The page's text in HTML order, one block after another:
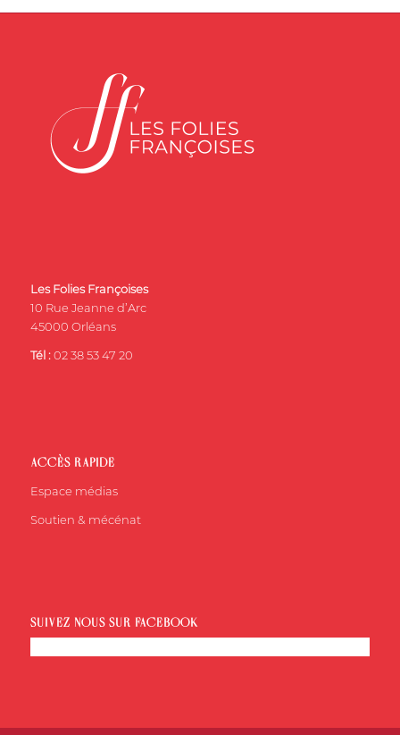
Les Folies Françoises
10 Rue Jeanne d’Arc
45000 Orléans
Tél : 02 38 53 47 20
ACCÈS RAPIDE
Espace médias
Soutien & mécénat
SUIVEZ-NOUS SUR FACEBOOK